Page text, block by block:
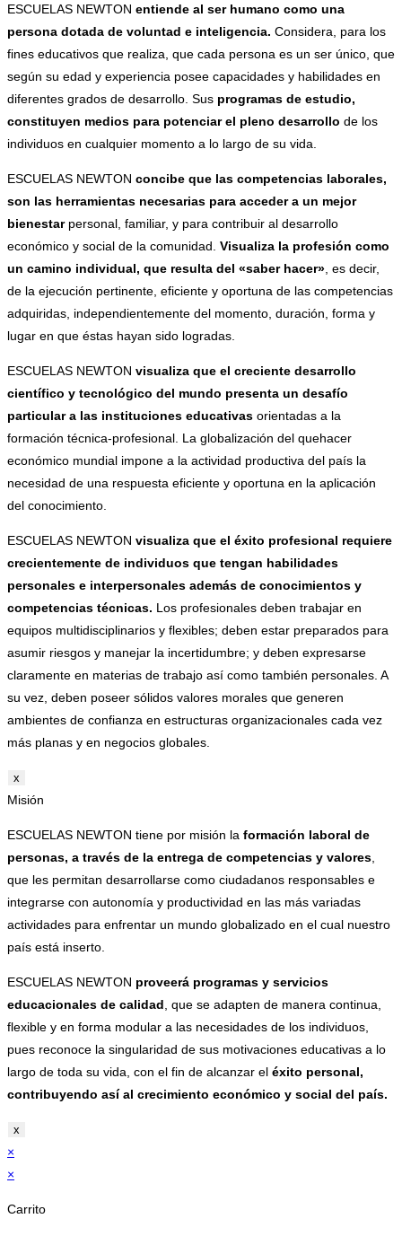
ESCUELAS NEWTON entiende al ser humano como una
persona dotada de voluntad e inteligencia. Considera, para los
fines educativos que realiza, que cada persona es un ser único, que
según su edad y experiencia posee capacidades y habilidades en
diferentes grados de desarrollo. Sus programas de estudio,
constituyen medios para potenciar el pleno desarrollo de los
individuos en cualquier momento a lo largo de su vida.
ESCUELAS NEWTON concibe que las competencias laborales,
son las herramientas necesarias para acceder a un mejor
bienestarpersonal, familiar, y para contribuir al desarrollo
económico y social de la comunidad. Visualiza la profesión como
un camino individual, que resulta del «saber hacer» , es decir,
de la ejecución pertinente, eficiente y oportuna de las competencias
adquiridas, independientemente del momento, duración, forma y
lugar en que éstas hayan sido logradas.
ESCUELAS NEWTON visualiza que el creciente desarrollo
científico y tecnológico del mundo presenta un desafío
particular a las instituciones educativas orientadas a la
formación técnica-profesional. La globalización del quehacer
económico mundial impone a la actividad productiva del país la
necesidad de una respuesta eficiente y oportuna en la aplicación
del conocimiento.
ESCUELAS NEWTON visualiza que el éxito profesional requiere
crecientemente de individuos que tengan habilidades
personales e interpersonales además de conocimientos y
competencias técnicas. Los profesionales deben trabajar en
equipos multidisciplinarios y flexibles; deben estar preparados para
asumir riesgos y manejar la incertidumbre; y deben expresarse
claramente en materias de trabajo así como también personales. A
su vez, deben poseer sólidos valores morales que generen
ambientes de confianza en estructuras organizacionales cada vez
más planas y en negocios globales.
x
Misión
ESCUELAS NEWTON tiene por misión la formación laboral de
personas, a través de la entrega de competencias y valores
que les permitan desarrollarse como ciudadanos responsables e
integrarse con autonomía y productividad en las más variadas
actividades para enfrentar un mundo globalizado en el cual nuestro
país está inserto.
ESCUELAS NEWTON proveerá programas y servicios
educacionales de calidad , que se adapten de manera continua,
flexible y en forma modular a las necesidades de los individuos,
pues reconoce la singularidad de sus motivaciones educativas a lo
largo de toda su vida, con el fin de alcanzar el éxito personal,
contribuyendo así al crecimiento económico y social del país.
x
×
×
Carrito